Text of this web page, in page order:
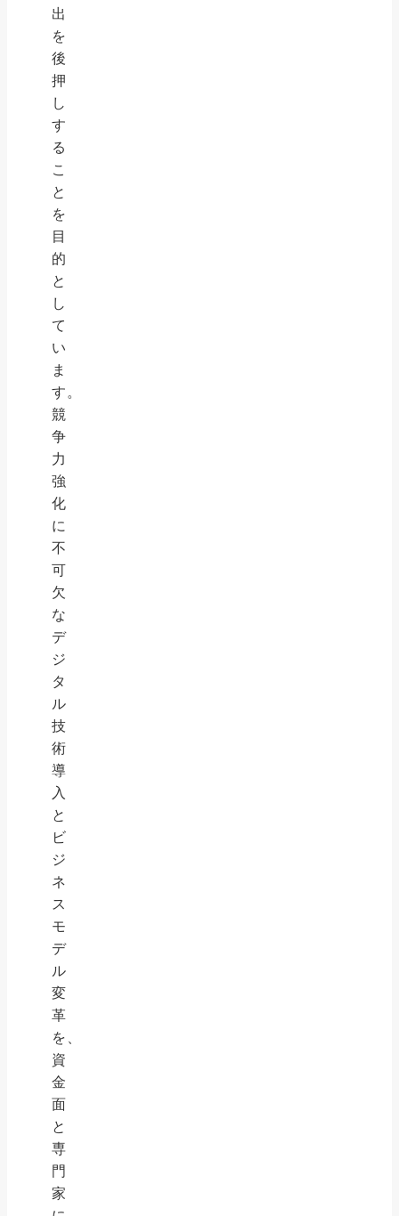
出
を
後
押
し
す
る
こ
と
を
目
的
と
し
て
い
ま
す。
競
争
力
強
化
に
不
可
欠
な
デ
ジ
タ
ル
技
術
導
入
と
ビ
ジ
ネ
ス
モ
デ
ル
変
革
を、
資
金
面
と
専
門
家